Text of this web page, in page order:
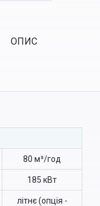
ОПИС
80 м³/год
185 кВт
літнє (опція -